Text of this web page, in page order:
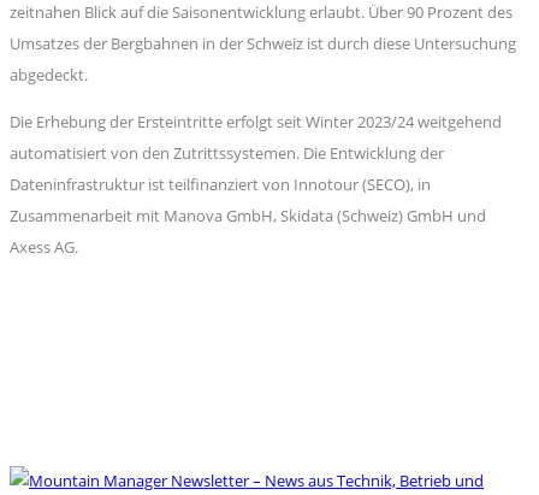
zeitnahen Blick auf die Saisonentwicklung erlaubt. Über 90 Prozent des
Umsatzes der Bergbahnen in der Schweiz ist durch diese Untersuchung
abgedeckt.
Die Erhebung der Ersteintritte erfolgt seit Winter 2023/24 weitgehend
automatisiert von den Zutrittssystemen. Die Entwicklung der
Dateninfrastruktur ist teilfinanziert von Innotour (SECO), in
Zusammenarbeit mit Manova GmbH, Skidata (Schweiz) GmbH und
Axess AG.